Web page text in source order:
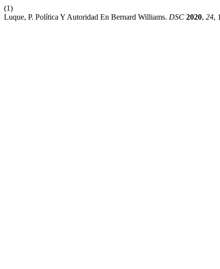
(1)
Luque, P. Política Y Autoridad En Bernard Williams. DSC 2020, 24,